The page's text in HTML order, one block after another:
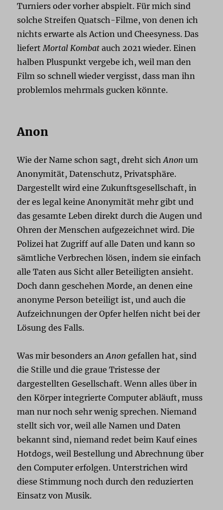
Turniers oder vorher abspielt. Für mich sind
solche Streifen Quatsch-Filme, von denen ich
nichts erwarte als Action und Cheesyness. Das
liefert Mortal Kombat auch 2021 wieder. Einen
halben Pluspunkt vergebe ich, weil man den
Film so schnell wieder vergisst, dass man ihn
problemlos mehrmals gucken könnte.
Anon
Wie der Name schon sagt, dreht sichAnon um
Anonymität, Datenschutz, Privatsphäre.
Dargestellt wird eine Zukunftsgesellschaft, in
der es legal keine Anonymität mehr gibt und
das gesamte Leben direkt durch die Augen und
Ohren der Menschen aufgezeichnet wird. Die
Polizei hat Zugriff auf alle Daten und kann so
sämtliche Verbrechen lösen, indem sie einfach
alle Taten aus Sicht aller Beteiligten ansieht.
Doch dann geschehen Morde, an denen eine
anonyme Person beteiligt ist, und auch die
Aufzeichnungen der Opfer helfen nicht bei der
Lösung des Falls.
Was mir besonders anAnon gefallen hat, sind
die Stille und die graue Tristesse der
dargestellten Gesellschaft. Wenn alles über in
den Körper integrierte Computer abläuft, muss
man nur noch sehr wenig sprechen. Niemand
stellt sich vor, weil alle Namen und Daten
bekannt sind, niemand redet beim Kauf eines
Hotdogs, weil Bestellung und Abrechnung über
den Computer erfolgen. Unterstrichen wird
diese Stimmung noch durch den reduzierten
Einsatz von Musik.